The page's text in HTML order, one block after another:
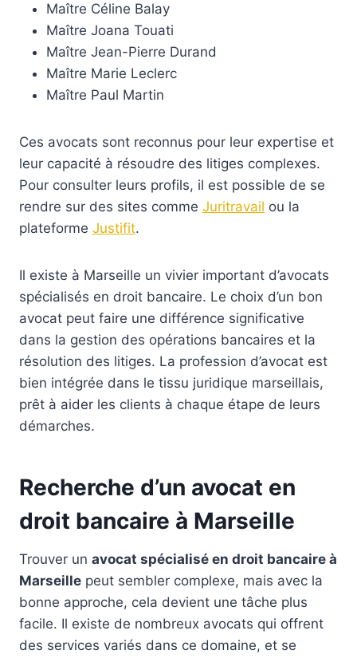
Maître Céline Balay
Maître Joana Touati
Maître Jean-Pierre Durand
Maître Marie Leclerc
Maître Paul Martin
Ces avocats sont reconnus pour leur expertise et
leur capacité à résoudre des litiges complexes.
Pour consulter leurs profils, il est possible de se
rendre sur des sites comme Juritravail ou la
plateforme Justifit.
Il existe à Marseille un vivier important d’avocats
spécialisés en droit bancaire. Le choix d’un bon
avocat peut faire une différence significative
dans la gestion des opérations bancaires et la
résolution des litiges. La profession d’avocat est
bien intégrée dans le tissu juridique marseillais,
prêt à aider les clients à chaque étape de leurs
démarches.
Recherche d’un avocat en
droit bancaire à Marseille
Trouver un avocat spécialisé en droit bancaire à
Marseille peut sembler complexe, mais avec la
bonne approche, cela devient une tâche plus
facile. Il existe de nombreux avocats qui offrent
des services variés dans ce domaine, et se